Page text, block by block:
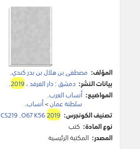
المؤلف: مصطفى بن هلال بن بدر كندي.
بيانات النشر: دمشق:دار الفرقد،2019
.
المواضيع: أنساب العرب.
سلطنة عمان>أنساب.
تصنيف الكونجرس:
CS219 .O67 K562019
نوع المادة: كتب
المصدر: المكتبة الرئيسية